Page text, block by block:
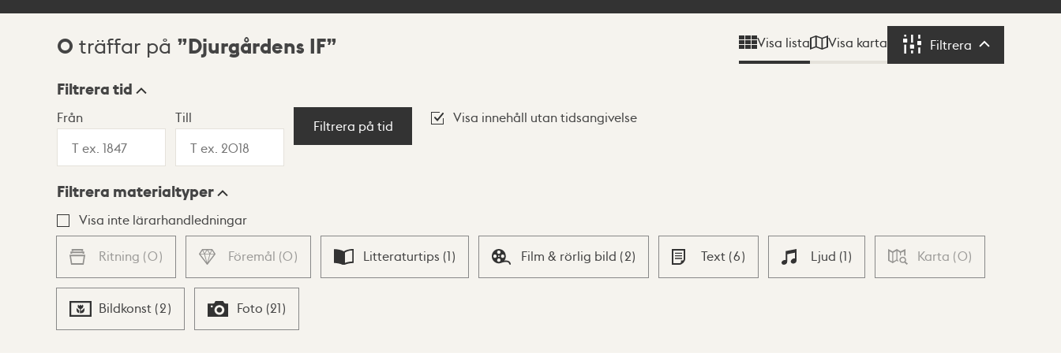
Sökresultat
0 träffar på Djurgårdens IF Visa lista Visa karta Filtrera Filtrera
Visningsläge
Lista Karta
Filtrera tid
Från Till
Filtrera på tid
Visa innehåll utan tidsangivelse
Filtrera materialtyper
Visa inte lärarhandledningar
Ritning (0) Föremål (0) Litteraturtips (1) Film & rörlig bild (2) Text (6) Ljud (1) Karta (0)
Bildkonst (2) Foto (21)